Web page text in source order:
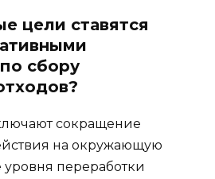
цели ставятся
сбору
сокращение
на окружающую
переработки